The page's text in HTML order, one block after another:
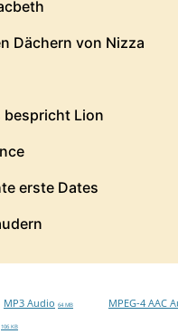
MP3 Audio 64 MB MPEG-4 AAC
106 KB